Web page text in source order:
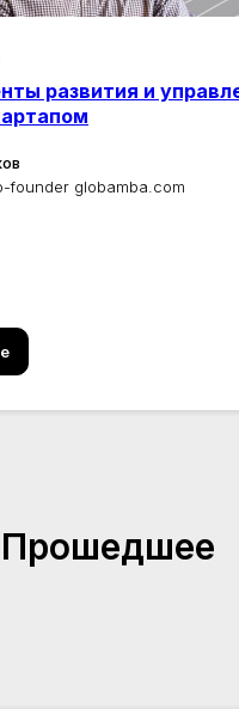
развития и
founder globamba.com
Прошедшее